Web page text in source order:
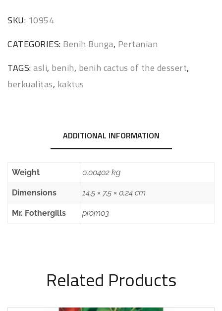
SKU: 10954
CATEGORIES: Benih Bunga, Pertanian
TAGS:asli, benih, benih cactus of the dessert,
berkualitas, kaktus
ADDITIONAL INFORMATION
Weight 0,00402 kg
Dimensions 14,5 × 7,5 × 0,24 cm
Mr. Fothergills promo3
Related Products